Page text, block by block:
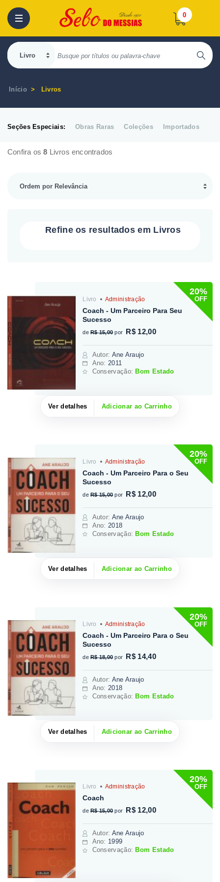
0
Início Livros
Seções Especiais: Obras Raras Coleções Importados
Confira os8 Livros encontrados
Refine os resultados em Livros
20%
OFF
Livro Administração
Coach - Um Parceiro Para Seu
Sucesso
de R$ 15,00 por R$ 12,00
Autor: Ane Araujo
Ano: 2011
Conservação:Bom Estado
Ver detalhes Adicionar ao Carrinho
20%
OFF
Livro Administração
Coach - Um Parceiro Para o Seu
Sucesso
de R$ 15,00 por R$ 12,00
Autor: Ane Araujo
Ano: 2018
Conservação: Bom Estado
Ver detalhes Adicionar ao Carrinho
20%
OFF
Livro Administração
Coach - Um Parceiro Para o Seu
Sucesso
de R$ 18,00 por R$ 14,40
Autor: Ane Araujo
Ano: 2018
Conservação: Bom Estado
Ver detalhes Adicionar ao Carrinho
20%
OFF
Livro Administração
Coach
de R$ 15,00 por R$ 12,00
Autor: Ane Araujo
Ano: 1999
Conservação: Bom Estado